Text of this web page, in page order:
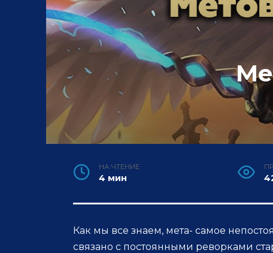
НА ЧТЕНИЕ
4 мин
Как мы все знаем, мета- самое
связано с постоянными реворками